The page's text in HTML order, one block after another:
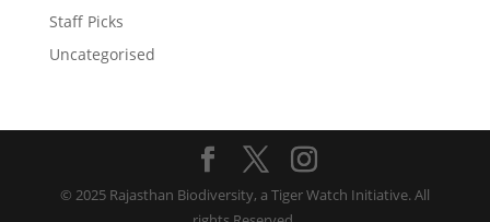
Staff Picks
Uncategorised
© 2025 Rajasthan Biodiversity, a Tiger Watch Initiative. All